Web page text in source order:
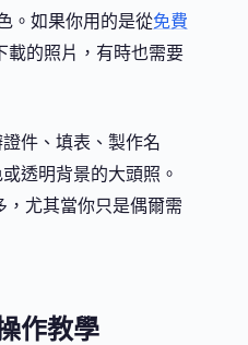
。如果你用的是從免費
載的照片，有時也需要
證件、填表、製作名
透明背景的大頭照。
，尤其當你只是偶爾需
作教學